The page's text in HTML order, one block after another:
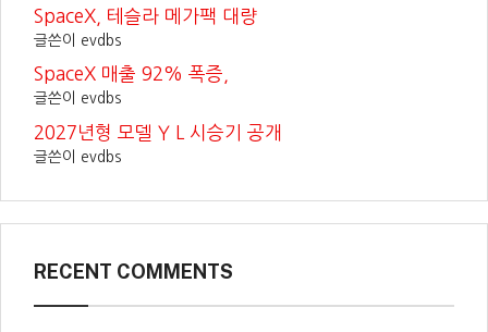
SpaceX, 테슬라 메가팩 대량
글쓴이 evdbs
SpaceX 매출 92% 폭증,
글쓴이 evdbs
2027년형 모델 Y L 시승기 공개
글쓴이 evdbs
RECENT COMMENTS